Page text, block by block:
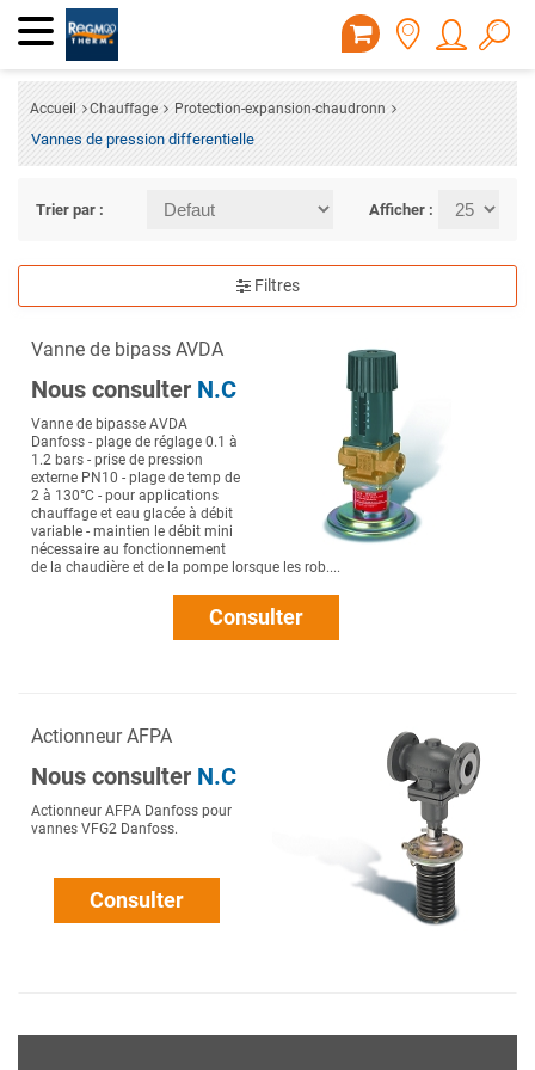
Accueil Chauffage Protection-expansion-chaudronn
Vannes de pression differentielle
Trier par : Afficher :
Filtres
Vanne de bipass AVDA
Nous consulter N.C
Vanne de bipasse AVDA
Danfoss - plage de réglage 0.1 à
1.2 bars - prise de pression
externe PN10 - plage de temp de
2 à 130°C - pour applications
chauffage et eau glacée à débit
variable - maintien le débit mini
nécessaire au fonctionnement
de la chaudière et de la pompe lorsque les rob....
Consulter
Actionneur AFPA
Nous consulter N.C
Actionneur AFPA Danfoss pour
vannes VFG2 Danfoss.
Consulter